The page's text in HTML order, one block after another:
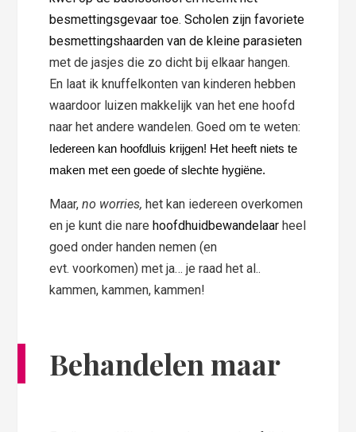
besmettingsgevaar toe.Scholen zijn favoriete
besmettingshaarden van de kleine parasieten
met de jasjes die zo dicht bij elkaar hangen.
En laat ik knuffelkonten van kinderen hebben
waardoor luizen makkelijk van het ene hoofd
naar het andere wandelen. Goed om te weten:
Iedereen kan hoofdluis krijgen! Het heeft niets te
maken met een goede of slechte hygiëne.
Maar,no worries, het kan iedereen overkomen
en je kunt die nare hoofdhuidbewandelaar heel
goed onder handen nemen (en
evt. voorkomen) met ja… je raad het al..
kammen, kammen, kammen!
Behandelen maar